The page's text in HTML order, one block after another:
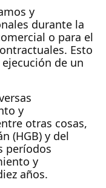
y
durante la
o para el
Esto
de un
y
otras cosas,
(HGB) y del
períodos
y
años.